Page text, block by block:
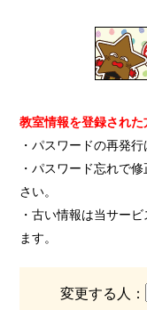
教室情報を登録された
・パスワードの再発
・パスワード忘れで
さい。
・古い情報は当サー
ます。
変更する人：